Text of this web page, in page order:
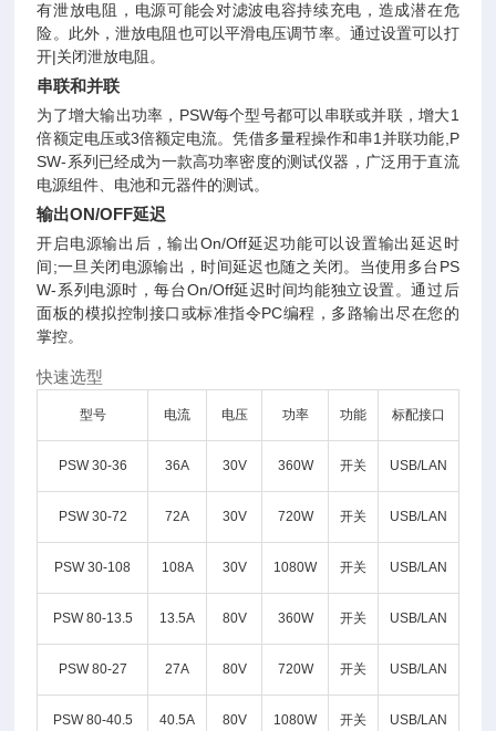
有泄放电阻，电源可能会对滤波电容持续充电，造成潜在危
险。此外，泄放电阻也可以平滑电压调节率。通过设置可以打
开|关闭泄放电阻。
串联和并联
为了增大输出功率， PSW每个型号都可以串联或并联，增大1
倍额定电压或3倍额定电流。凭借多量程操作和串1并联功能,P
SW-系列已经成为一款高功率密度的测试仪器，广泛用于直流
电源组件、电池和元器件的测试。
输出ON/OFF延迟
开启电源输出后，输出On/Off延迟功能可以设置输出延迟时
间;一旦关闭电源输出，时间延迟也随之关闭。当使用多台PS
W-系列电源时，每台On/Off延迟时间均能独立设置。通过后
面板的模拟控制接口或标准指令PC编程，多路输出尽在您的
掌控。
快速选型
型号 电流 电压 功率 功能 标配接口
PSW 30-36 36A 30V 360W 开关 USB/LAN
PSW 30-72 72A 30V 720W 开关 USB/LAN
PSW 30-108 108A 30V 1080W 开关 USB/LAN
PSW 80-13.5 13.5A 80V 360W 开关 USB/LAN
PSW 80-27 27A 80V 720W 开关 USB/LAN
PSW 80-40.5 40.5A 80V 1080W 开关 USB/LAN